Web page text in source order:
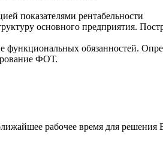
показателями рентабельности
основного предприятия.
обязанностей.
ФОТ.
рабочее время для решения